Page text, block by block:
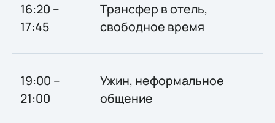
16:20 –
17:45
Трансфер в отель,
свободное время
19:00 –
21:00
Ужин, неформальное
общение